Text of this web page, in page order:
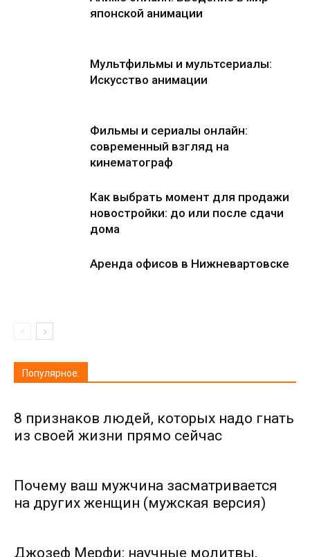
японской анимации
Мультфильмы и мультсериалы:
Искусство анимации
Фильмы и сериалы онлайн:
современный взгляд на
кинематограф
Как выбрать момент для продажи
новостройки: до или после сдачи
дома
Аренда офисов в Нижневартовске
Популярное:
8 признаков людей, которых надо гнать
из своей жизни прямо сейчас
Почему ваш мужчина засматривается
на других женщин (мужская версия)
Джозеф Мерфи: научные молитвы,